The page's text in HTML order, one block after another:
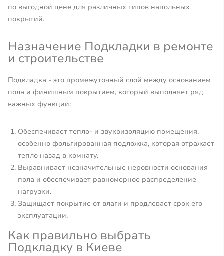
по выгодной цене для различных типов напольных
покрытий.
Назначение Подкладки в ремонте
и строительстве
Подкладка - это промежуточный слой между основанием
пола и финишным покрытием, который выполняет ряд
важных функций:
Обеспечивает тепло- и звукоизоляцию помещения,
особенно фольгированная подложка, которая отражает
тепло назад в комнату.
Выравнивает незначительные неровности основания
пола и обеспечивает равномерное распределение
нагрузки.
Защищает покрытие от влаги и продлевает срок его
эксплуатации.
Как правильно выбрать
Подкладку в Киеве